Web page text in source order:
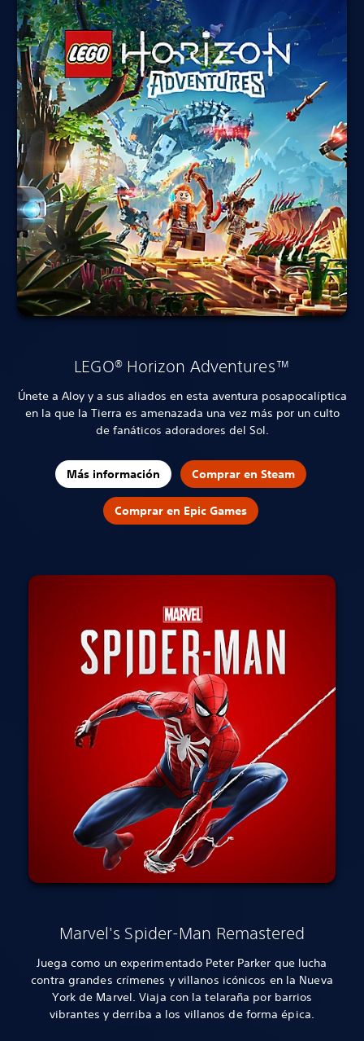
LEGO® Horizon Adventures™
Únete a Aloy y a sus aliados en esta aventura posapocalíptica
en la que la Tierra es amenazada una vez más por un culto
de fanáticos adoradores del Sol.
Más información Comprar en Steam
Comprar en Epic Games
Marvel's Spider-Man Remastered
Juega como un experimentado Peter Parker que lucha
contra grandes crímenes y villanos icónicos en la Nueva
York de Marvel. Viaja con la telaraña por barrios
vibrantes y derriba a los villanos de forma épica.